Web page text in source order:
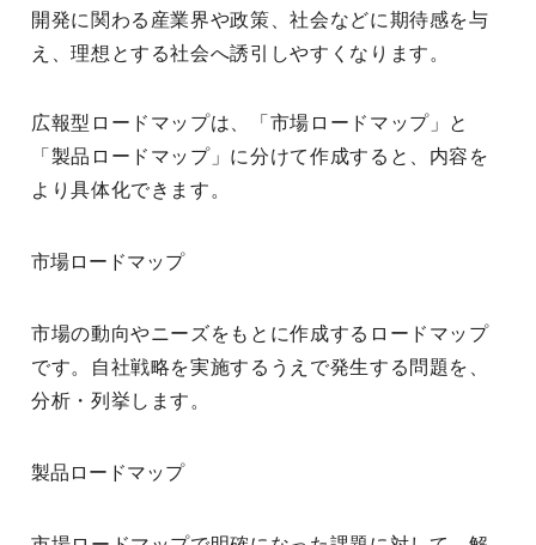
開発に関わる産業界や政策、社会などに期待感を与
え、理想とする社会へ誘引しやすくなります。
広報型ロードマップは、「市場ロードマップ」と
「製品ロードマップ」に分けて作成すると、内容を
より具体化できます。
市場ロードマップ
市場の動向やニーズをもとに作成するロードマップ
です。自社戦略を実施するうえで発生する問題を、
分析・列挙します。
製品ロードマップ